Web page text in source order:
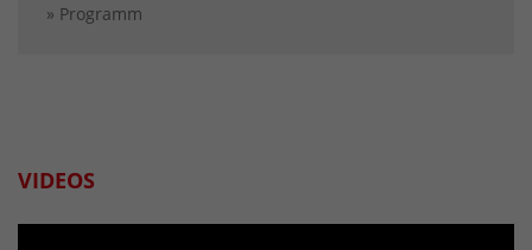
» Programm
VIDEOS